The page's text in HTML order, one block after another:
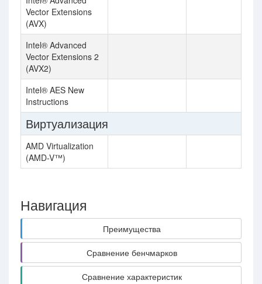
Vector Extensions
(AVX)
Intel® Advanced
Vector Extensions 2
(AVX2)
Intel® AES New
Instructions
Виртуализация
AMD Virtualization
(AMD-V™)
Навигация
Преимущества
Сравнение бенчмарков
Сравнение характеристик